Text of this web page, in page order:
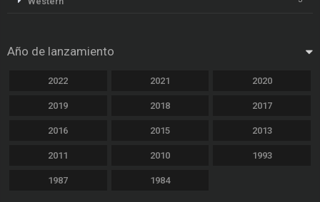
Año de lanzamiento
2022 2021 2020
2019 2018 2017
2016 2015 2013
2011 2010 1993
1987 1984